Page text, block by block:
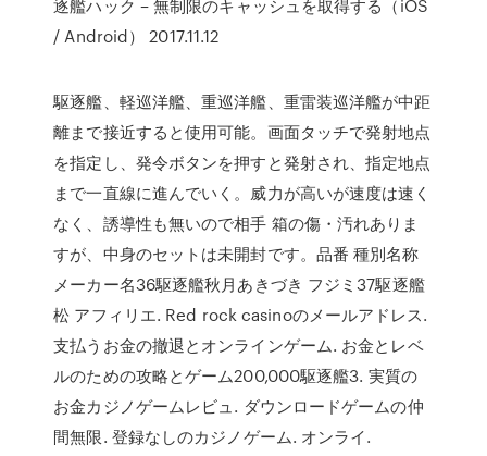
逐艦ハック – 無制限のキャッシュを取得する（iOS
/ Android） 2017.11.12
駆逐艦、軽巡洋艦、重巡洋艦、重雷装巡洋艦が中距
離まで接近すると使用可能。画面タッチで発射地点
を指定し、発令ボタンを押すと発射され、指定地点
まで一直線に進んでいく。威力が高いが速度は速く
なく、誘導性も無いので相手 箱の傷・汚れありま
すが、中身のセットは未開封です。品番 種別名称
メーカー名36駆逐艦秋月あきづき フジミ37駆逐艦
松 アフィリエ. Red rock casinoのメールアドレス.
支払うお金の撤退とオンラインゲーム. お金とレベ
ルのための攻略とゲーム200,000駆逐艦3. 実質の
お金カジノゲームレビュ. ダウンロードゲームの仲
間無限. 登録なしのカジノゲーム. オンライ.